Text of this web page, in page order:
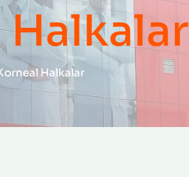
Halkalar